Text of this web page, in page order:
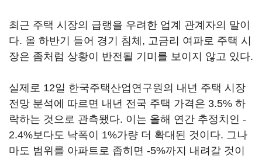
최근 주택 시장의 급랭을 우려한 업계 관계자의 말이
다. 올 하반기 들어 경기 침체, 고금리 여파로 주택 시
장은 좀처럼 상황이 반전될 기미를 보이지 않고 있다.
실제로 12일 한국주택산업연구원의 내년 주택 시장
전망 분석에 따르면 내년 전국 주택 가격은 3.5% 하
락하는 것으로 관측됐다. 이는 올해 연간 추정치인 -
2.4%보다도 낙폭이 1%가량 더 확대된 것이다. 그나
마도 범위를 아파트로 좁히면 -5%까지 내려갈 것이